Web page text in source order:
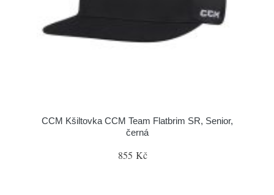
CCM Kšiltovka CCM Team Flatbrim SR, Senior,
černá
855 Kč